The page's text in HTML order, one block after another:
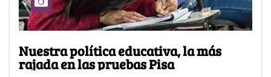
Nuestra política educativa, la más
rajada en las pruebas Pisa